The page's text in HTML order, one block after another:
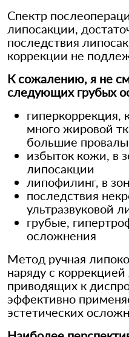
Спектр
липосакции,
последствия
коррекции не
К сожалению, я не
следующих грубых
гиперкоррекция,
много жировой
большие
избыток кожи, в
липосакции
липофилинг, в
последствия
ультразвуковой
грубые,
осложнения
Метод ручная
наряду с
приводящих к
эффективно
эстетических